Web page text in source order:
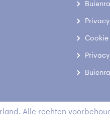
Alle rechten